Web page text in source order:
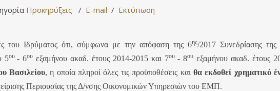
Προκηρύξεις E-mail Εκτύπωση
του Ιδρύματος ότι, σύμφωνα με την απόφαση της 6ης/2017 Συνεδρίασης
5ου - 6ου εξαμήνου ακαδ. έτους 2014-2015 και 7ου- 8ου εξαμήνου ακαδ. έτους
Βασιλείου, η οποία πληροί όλες τις προϋποθέσεις και θα εκδοθεί χρηματικό
Περιουσίας της Δ/νσης Οικονομικών Υπηρεσιών του ΕΜΠ.